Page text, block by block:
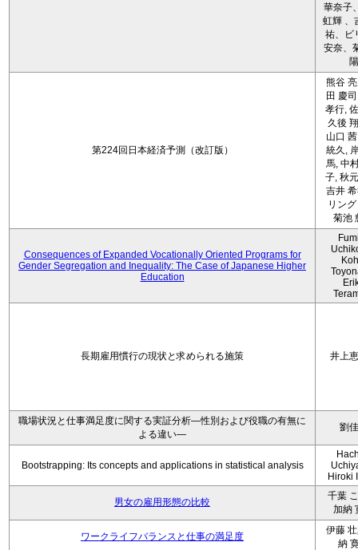
華奈子
虹輝 、
祐、ビ
安奈、
陽
第224回日本経済予測（改訂版）
熊谷
田 慶
孝行,
久後
山口
統久,
馬, 中
子, 秋
吉井
リン
菊池
Consequences of Expanded Vocationally Oriented Programs for
Gender Segregation and Inequality: The Case of Japanese Higher
Education
長期雇用慣行の現状と求められる施策 井上
職場状況と仕事満足度に関する実証分析―性別および役職の有無に
よる違い―
劉
Bootstrapping: Its concepts and applications in statistical analysis
Hiroki
男女の雇用形態の比較
千葉
加納
ワークライフバランスと仕事の満足度
伊藤
納